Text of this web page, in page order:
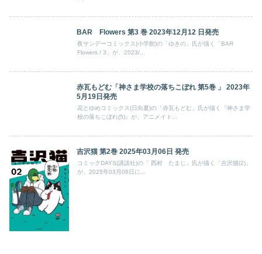
BAR Flowers 第3 巻 2023年12月12 日発売
夜サンデーコミックス(小学館)の「ゆきの」氏が描く「BAR
Flowers / 3」が、2023/...
赤瓦もどむ「神さま学校の落ちこぼれ 第5巻 」 2023年
5月19日発売
花とゆめコミックス(日向夏)の「赤瓦もどむ」氏が描く『神さま学
校の落ちこぼれ(5)』が、アニメイト...
吉沢猫 第2巻 2025年03月06日 発売
コミックDAYS(講談社)の「 西村 たまじ」氏が描く「吉沢猫(2)」
が、2025年03月06日に...